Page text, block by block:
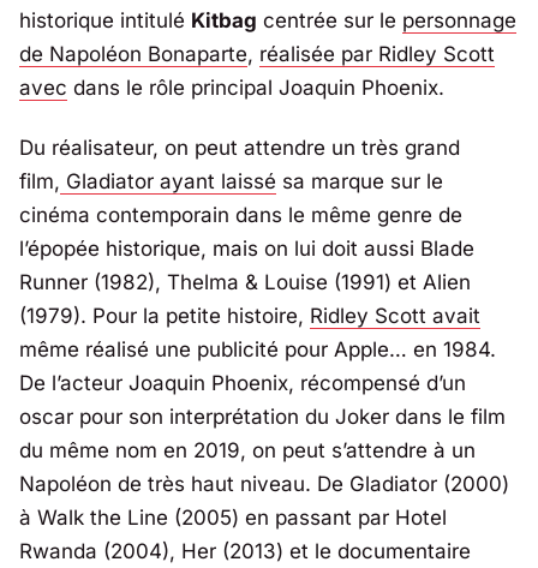
historique intitulé Kitbag centrée sur le personnage
de Napoléon Bonaparte, réalisée par Ridley Scott
avec dans le rôle principal Joaquin Phoenix.
Du réalisateur, on peut attendre un très grand
film, Gladiator ayant laissé sa marque sur le
cinéma contemporain dans le même genre de
l’épopée historique, mais on lui doit aussi Blade
Runner (1982), Thelma & Louise (1991) et Alien
(1979). Pour la petite histoire, Ridley Scott avait
même réalisé une publicité pour Apple… en 1984.
De l’acteur Joaquin Phoenix, récompensé d’un
oscar pour son interprétation du Joker dans le film
du même nom en 2019, on peut s’attendre à un
Napoléon de très haut niveau. De Gladiator (2000)
à Walk the Line (2005) en passant par Hotel
Rwanda (2004), Her (2013) et le documentaire